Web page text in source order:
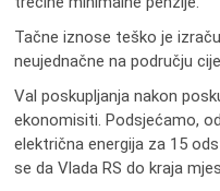
Tačne iznose teško je
neujednačne na području
Val poskupljanja nakon
ekonomisiti. Podsjećamo,
električna energija za 15
se da Vlada RS do kraja